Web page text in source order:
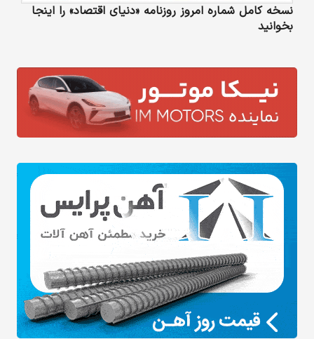
نسخه کامل شماره امروز روزنامه «دنیای‌ اقتصاد» را اینجا
بخوانید